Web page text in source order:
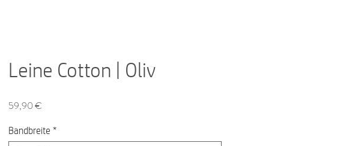
Leine Cotton | Oliv
59,90 €
Bandbreite *